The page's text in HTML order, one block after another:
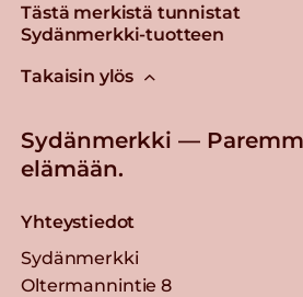
Tästä merkistä tunnistat
Sydänmerkki-tuotteen
Takaisin ylös
Sydänmerkki —
elämään.
Yhteystiedot
Sydänmerkki
Oltermannintie 8